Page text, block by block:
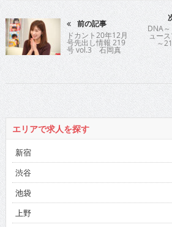
前の記事
ドカント20年12月
号先出し情報 219
号 vol.3 石岡真
衣さん
DNA
ュー
～
エリアで求人を探す
新宿
渋谷
池袋
上野